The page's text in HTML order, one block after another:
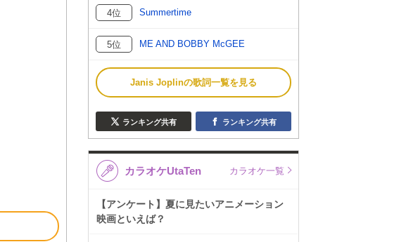
4位 Summertime
5位 ME AND BOBBY McGEE
Janis Joplinの歌詞一覧を見る
ランキング共有 ランキング共有
カラオケUtaTen カラオケ一覧
【アンケート】夏に見たいアニメーション
映画といえば？